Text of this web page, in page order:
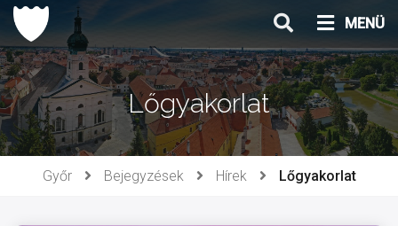
Ugrás
tartalomhoz
MENÜ
Lőgyakorlat
Győr Bejegyzések Hírek Lőgyakorlat